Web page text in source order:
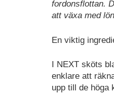
fordonsflottan.
att växa med
En viktig
I NEXT sköts
enklare att
upp till de höga